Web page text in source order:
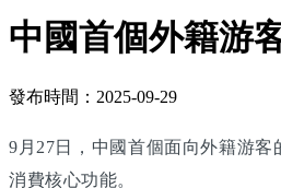
中國首個外籍游
發布時間：2025-09-29
9月27日，中國首個面向外籍游
消費核心功能。